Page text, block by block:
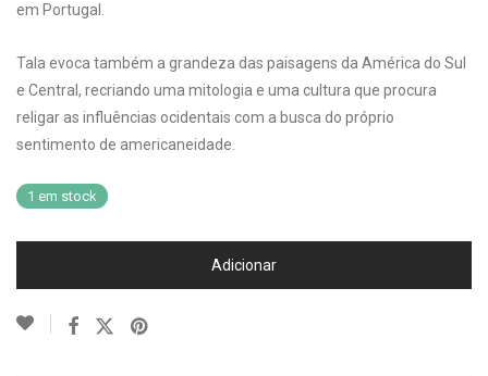
em Portugal.
Tala evoca também a grandeza das paisagens da América do Sul
e Central, recriando uma mitologia e uma cultura que procura
religar as influências ocidentais com a busca do próprio
sentimento de americaneidade.
1 em stock
Adicionar